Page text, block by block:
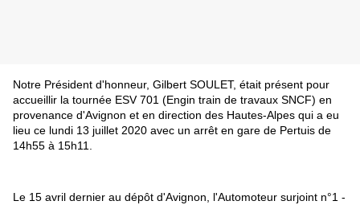
Notre Président d'honneur, Gilbert SOULET, était présent pour
accueillir la tournée ESV 701 (Engin train de travaux SNCF) en
provenance d'Avignon et en direction des Hautes-Alpes qui a eu
lieu ce lundi 13 juillet 2020 avec un arrêt en gare de Pertuis de
14h55 à 15h11.
Le 15 avril dernier au dépôt d'Avignon, l'Automoteur surjoint n°1 -